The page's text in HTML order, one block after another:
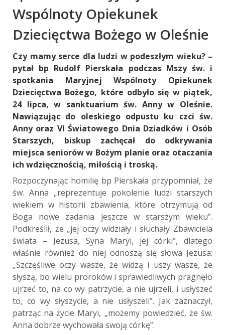
Wspólnoty Opiekunek
Dziecięctwa Bożego w Oleśnie
Czy mamy serce dla ludzi w podeszłym wieku? –
pytał bp Rudolf Pierskała podczas Mszy św. i
spotkania Maryjnej Wspólnoty Opiekunek
Dziecięctwa Bożego, które odbyło się w piątek,
24 lipca, w sanktuarium św. Anny w Oleśnie.
Nawiązując do oleskiego odpustu ku czci św.
Anny oraz VI Światowego Dnia Dziadków i Osób
Starszych, biskup zachęcał do odkrywania
miejsca seniorów w Bożym planie oraz otaczania
ich wdzięcznością, miłością i troską.
Rozpoczynając homilię bp Pierskała przypomniał, że
św. Anna „reprezentuje pokolenie ludzi starszych
wiekiem w historii zbawienia, które otrzymują od
Boga nowe zadania jeszcze w starszym wieku”.
Podkreślił, że „jej oczy widziały i słuchały Zbawiciela
świata – Jezusa, Syna Maryi, jej córki”, dlatego
właśnie również do niej odnoszą się słowa Jezusa:
„Szczęśliwe oczy wasze, że widzą i uszy wasze, że
słyszą, bo wielu proroków i sprawiedliwych pragnęło
ujrzeć to, na co wy patrzycie, a nie ujrzeli, i usłyszeć
to, co wy słyszycie, a nie usłyszeli”. Jak zaznaczył,
patrząc na życie Maryi, „możemy powiedzieć, że św.
Anna dobrze wychowała swoją córkę”.